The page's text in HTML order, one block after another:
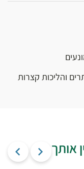
והליכות קצרות
אותך